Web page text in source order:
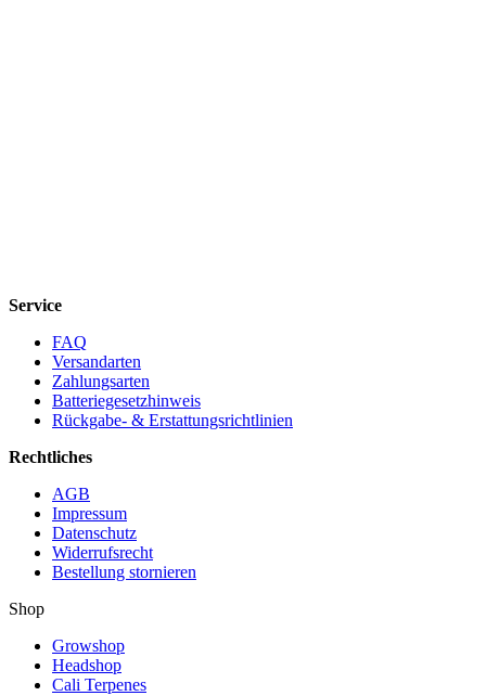
Service
FAQ
Versandarten
Zahlungsarten
Batteriegesetzhinweis
Rückgabe- & Erstattungsrichtlinien
Rechtliches
AGB
Impressum
Datenschutz
Widerrufsrecht
Bestellung stornieren
Shop
Growshop
Headshop
Cali Terpenes